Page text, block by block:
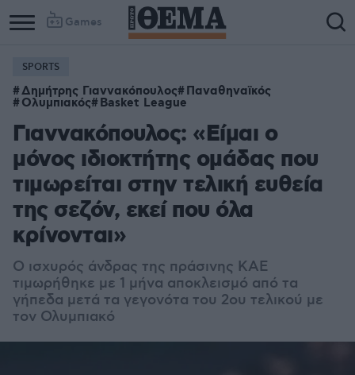
Games
SPORTS
Δημήτρης Γιαννακόπουλος Παναθηναϊκός
Ολυμπιακός Basket League
Γιαννακόπουλος: «Είμαι ο
μόνος ιδιοκτήτης ομάδας που
τιμωρείται στην τελική ευθεία
της σεζόν, εκεί που όλα
κρίνονται»
Ο ισχυρός άνδρας της πράσινης ΚΑΕ
τιμωρήθηκε με 1 μήνα αποκλεισμό από τα
γήπεδα μετά τα γεγονότα του 2ου τελικού με
τον Ολυμπιακό